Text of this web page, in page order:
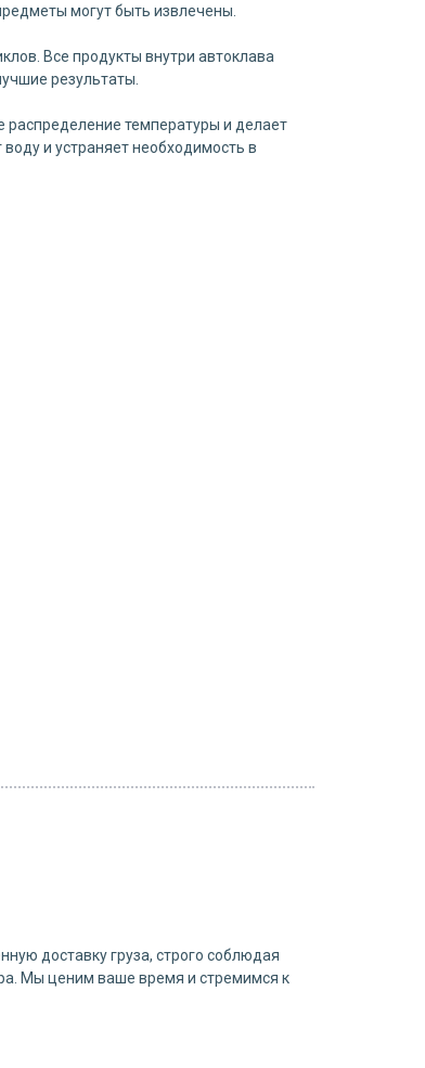
могут быть извлечены.
Все продукты внутри автоклава
результаты.
распределение температуры и делает
и устраняет необходимость в
доставку груза, строго соблюдая
Мы ценим ваше время и стремимся к